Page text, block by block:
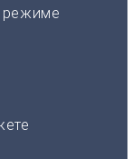
режиме